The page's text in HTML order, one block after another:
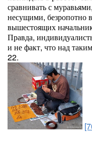
сравнивать с
несущими,
вышестоящих
Правда,
и не факт, что над
22.